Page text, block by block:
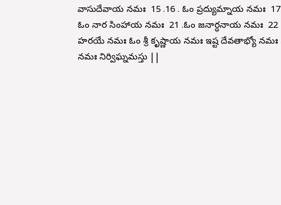
వాసుదేవాయ నమః 15 .16 . ఓం ప్రద్యుమ్నాయ నమః 17
ఓం నార సింహాయ నమః 21 .ఓం జనార్ధనాయ నమః 22 .
హరయే నమః ఓం శ్రీ కృష్ణాయ నమః ఇష్ట దేవతాభ్యో
నమః నిర్విఘ్నమస్తు ||